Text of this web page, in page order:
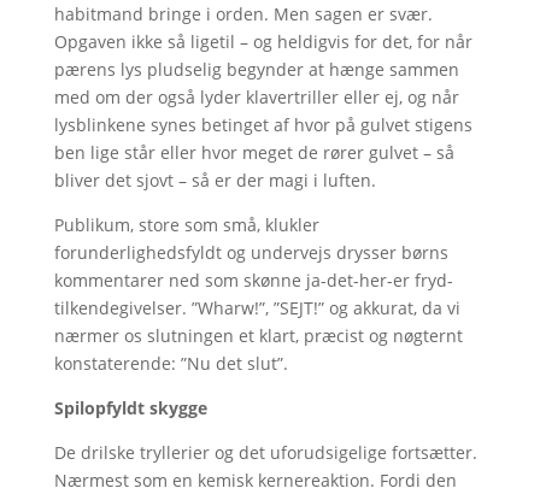
habitmand bringe i orden. Men sagen er svær.
Opgaven ikke så ligetil – og heldigvis for det, for når
pærens lys pludselig begynder at hænge sammen
med om der også lyder klavertriller eller ej, og når
lysblinkene synes betinget af hvor på gulvet stigens
ben lige står eller hvor meget de rører gulvet – så
bliver det sjovt – så er der magi i luften.
Publikum, store som små, klukler
forunderlighedsfyldt og undervejs drysser børns
kommentarer ned som skønne ja-det-her-er fryd-
tilkendegivelser. ”Wharw!”, ”SEJT!” og akkurat, da vi
nærmer os slutningen et klart, præcist og nøgternt
konstaterende: ”Nu det slut”.
Spilopfyldt skygge
De drilske tryllerier og det uforudsigelige fortsætter.
Nærmest som en kemisk kernereaktion. Fordi den